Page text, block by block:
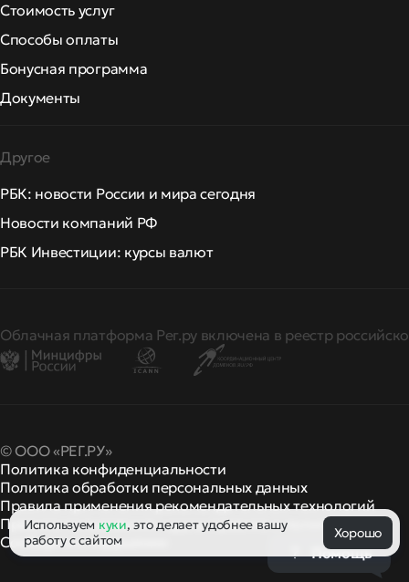
Стоимость услуг
Способы оплаты
Бонусная программа
Документы
Другое
РБК: новости России и мира сегодня
Новости компаний РФ
РБК Инвестиции: курсы валют
Облачная платформа Рег.ру включена в реестр
© ООО «РЕГ.РУ»
Политика конфиденциальности
Политика обработки персональных данных
Правила применения рекомендательных технологий
Правила пользования и другиеправила и политики
Сообщить о нарушении
Используем куки, это делает удобнее вашу
работу с сайтом
Хорошо
Помощь